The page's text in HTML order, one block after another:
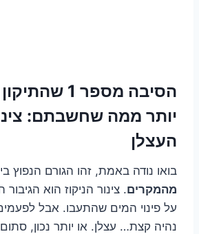
הסיבה מספר 1
יותר ממה שחשבתם:
העצלן
בואו נודה באמת, זהו הגורם הנפוץ
מהמקרים. צינור הניקוז הוא
על פינוי המים שהתעבו. אבל
נהיה קצת… עצלן. או יותר נכון,